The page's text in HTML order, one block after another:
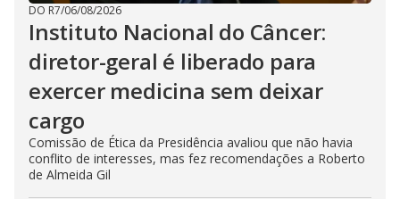
DO R7/06/08/2026
Instituto Nacional do Câncer:
diretor-geral é liberado para
exercer medicina sem deixar
cargo
Comissão de Ética da Presidência avaliou que não havia
conflito de interesses, mas fez recomendações a Roberto
de Almeida Gil